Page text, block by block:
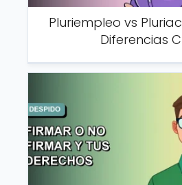
Pluriempleo vs
Diferencias